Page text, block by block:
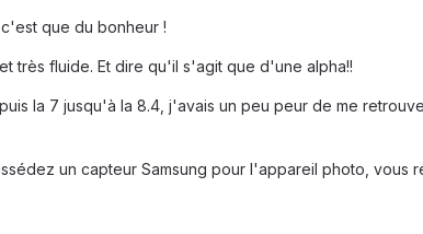
c'est que du bonheur !
très fluide. Et dire qu'il s'agit que d'une alpha!!
la 7 jusqu'à la 8.4, j'avais un peu peur de me
un capteur Samsung pour l'appareil photo, vous